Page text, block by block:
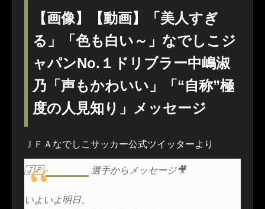
【画像】【動画】「美人すぎ
る」「色も白い～」なでしこジ
ャパンNo.１ドリブラー中嶋淑
乃「声もかわいい」「“自称”極
度の人見知り」メッセージ
ＪＦＡなでしこサッカー公式ツイッターより
🇯🇵#中嶋淑乃 選手からメッセージ🎥
いよいよ明日、